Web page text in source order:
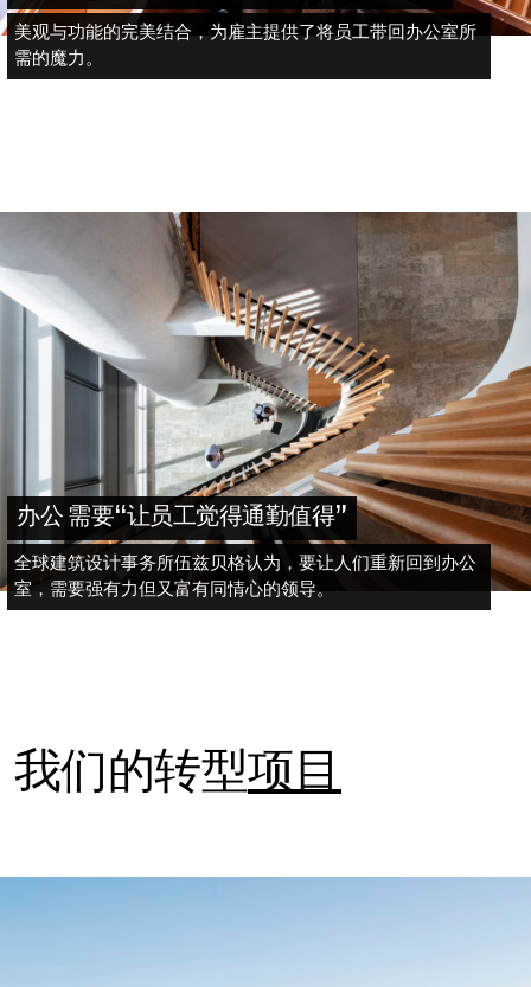
美观与功能的完美结合，为雇主提供了将员工带回办公室所
需的魔力。
办公 需要“让员工觉得通勤值得”
全球建筑设计事务所伍兹贝格认为，要让人们重新回到办公
室，需要强有力但又富有同情心的领导。
我们的转型项目